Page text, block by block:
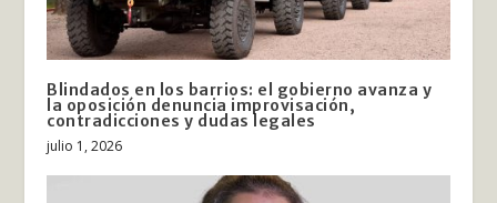
Blindados en los barrios: el gobierno avanza y
la oposición denuncia improvisación,
contradicciones y dudas legales
julio 1, 2026